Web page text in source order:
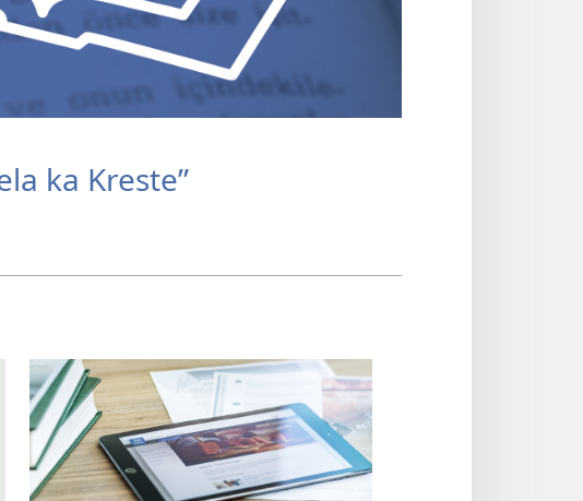
ka Kreste”